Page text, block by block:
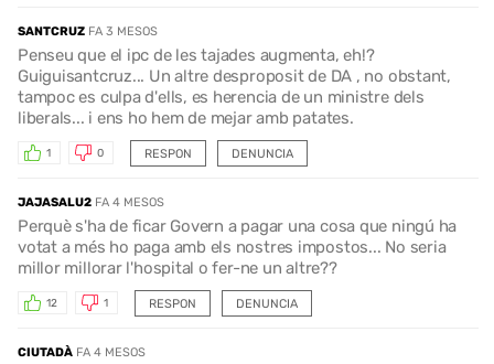
SANTCRUZ FA 3 MESOS
Penseu que el ipc de les tajades augmenta, eh!?
Guiguisantcruz... Un altre desproposit de DA , no obstant,
tampoc es culpa d'ells, es herencia de un ministre dels
liberals... i ens ho hem de mejar amb patates.
RESPON
1 0 DENUNCIA
JAJASALU2 FA 4 MESOS
Perquè s'ha de ficar Govern a pagar una cosa que ningú ha
votat a més ho paga amb els nostres impostos... No seria
millor millorar l'hospital o fer-ne un altre??
RESPON
12 1 DENUNCIA
CIUTADÀ FA 4 MESOS